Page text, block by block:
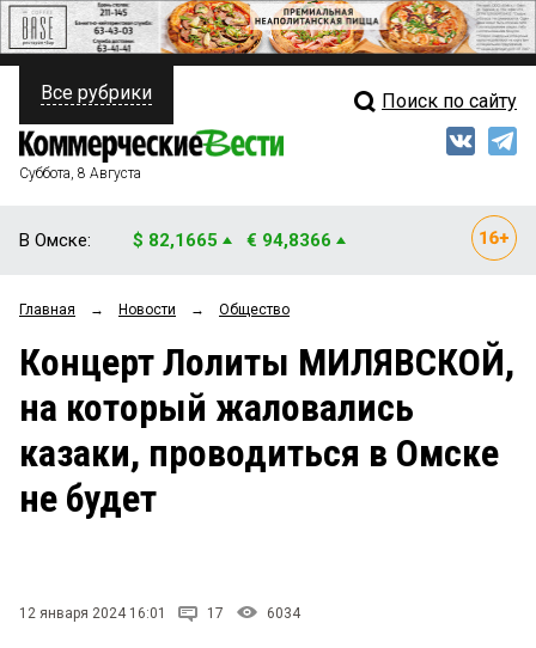
ПОЛИТИКА
ФИНАНСЫ
ОБЩЕСТВО
ЗАКОН
НОВОСТИ КОМПАНИЙ
ПРОИСШЕСТВИЯ
Свежий выпуск
Рейтинги
Блоги
Архив
Все рубрики Поиск по сайту
Суббота, 8 Августа
В Омске: $ 82,1665 € 94,8366
Главная → Новости → Общество
Концерт Лолиты МИЛЯВСКОЙ,
на который жаловались
казаки, проводиться в Омске
не будет
12 января 2024 16:01 17 6034